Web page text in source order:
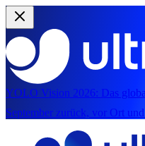
YOLO Vision 2026: Das
September zurück, vor Ort